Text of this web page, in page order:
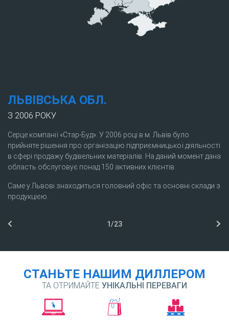
1/23
ЛЬВІВСЬКА ОБЛ.
З 2006 РОКУ
Серце компанії «Стар-Буд». У 2006 році в м. Львів було
прийняте рішення про організацію підприємницької діяльності
в сфері продажу будівельних матеріалів. На даний момент дана
область обслуговує понад 150 активних клієнтів.
Саме у Львові знаходиться головний офіс та основні склади з
продукцією.
СТАНЬТЕ НАШИМ ДИЛЛЕРОМ
ТА ОТРИМАЙТЕ УНІКАЛЬНІ ПЕРЕВАГИ